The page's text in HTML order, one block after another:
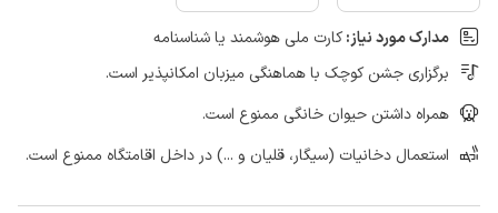
مدارک مورد نیاز:کارت ملی هوشمند یا شناسنامه
برگزاری جشن کوچک با هماهنگی میزبان امکانپذیر است.
همراه داشتن حیوان خانگی ممنوع است.
استعمال دخانیات (سیگار، قلیان و ...) در داخل اقامتگاه ممنوع است.